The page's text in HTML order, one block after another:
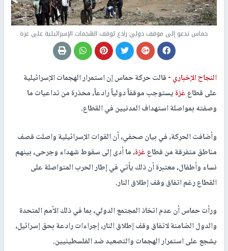
حماس تدعو إلى موقف دولي رادع لوقف الهجمات الإسرائيلية على غزة
النجاح الإخباري -قالت حركة حماس إن استمرار الهجمات الإسرائيلية
على قطاعغزةيستوجب موقفاً دولياً رادعاً، محذرة من تداعيات ما
وصفته بمواصلة استهداف المدنيين في القطاع.
وأضافت الحركة، في بيان صحفي، أن القوات الإسرائيلية واصلت قصف
مناطق متفرقة من قطاعغزة، ما أدى إلى سقوط شهداء وجرحى، بينهم
نساء وأطفال، معتبرة أن ذلك يأتي في إطار الحرب المتواصلة على
القطاع رغم اتفاق وقف إطلاق النار.
ورأت حماس أن عدم اتخاذ المجتمع الدولي، بما في ذلك الأمم المتحدة
والدول الضامنة لاتفاق وقف إطلاق النار، إجراءات رادعة بحق إسرائيل،
يشجع على استمرار الهجمات والتصعيد ضد الفلسطينيين.